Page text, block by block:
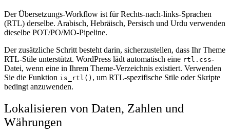
Der Übersetzungs-Workflow ist für Rechts-nach-links-Sprachen
(RTL) derselbe. Arabisch, Hebräisch, Persisch und Urdu verwenden
dieselbe POT/PO/MO-Pipeline.
Der zusätzliche Schritt besteht darin, sicherzustellen, dass Ihr Theme
RTL-Stile unterstützt. WordPress lädt automatisch eine rtl.css-
Datei, wenn eine in Ihrem Theme-Verzeichnis existiert. Verwenden
Sie die Funktion is_rtl() , um RTL-spezifische Stile oder Skripte
bedingt anzuwenden.
Lokalisieren von Daten, Zahlen und
Währungen